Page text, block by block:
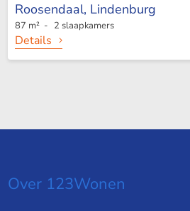
Roosendaal, Lindenburg
87 m² - 2 slaapkamers
Details
Over 123Wonen